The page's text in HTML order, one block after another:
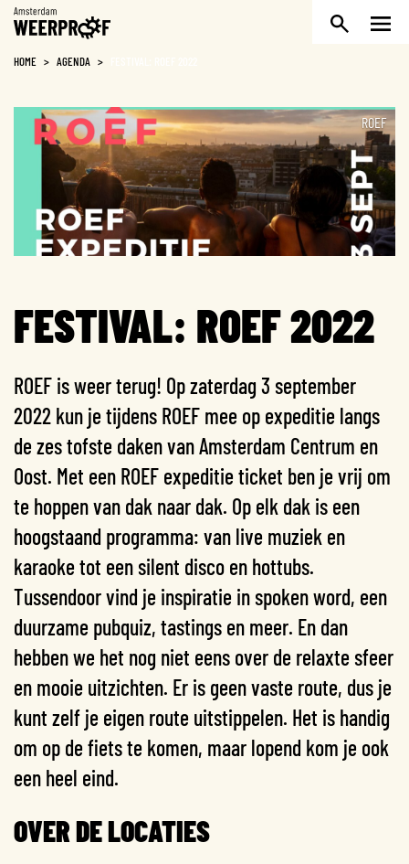
Weerproof
HOME > AGENDA >
ROEF
FESTIVAL: ROEF 2022
ROEF is weer terug! Op zaterdag 3 september
2022 kun je tijdens ROEF mee op expeditie langs
de zes tofste daken van Amsterdam Centrum en
Oost. Met een ROEF expeditie ticket ben je vrij om
te hoppen van dak naar dak. Op elk dak is een
hoogstaand programma: van live muziek en
karaoke tot een silent disco en hottubs.
Tussendoor vind je inspiratie in spoken word, een
duurzame pubquiz, tastings en meer. En dan
hebben we het nog niet eens over de relaxte sfeer
en mooie uitzichten. Er is geen vaste route, dus je
kunt zelf je eigen route uitstippelen. Het is handig
om op de fiets te komen, maar lopend kom je ook
een heel eind.
OVER DE LOCATIES